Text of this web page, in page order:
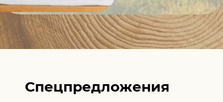
Спецпредложения